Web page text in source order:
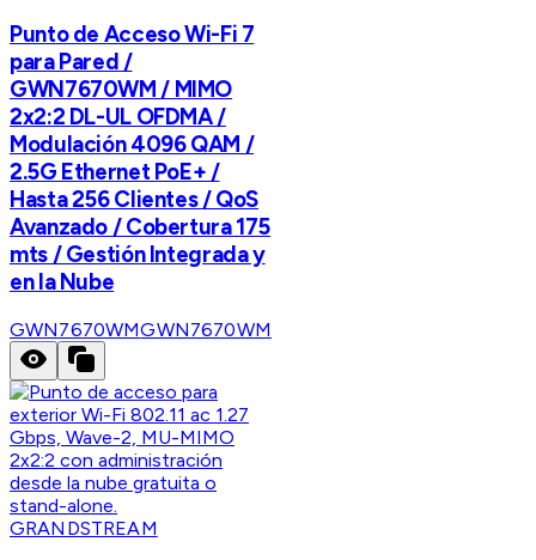
Punto de Acceso Wi-Fi 7
para Pared /
GWN7670WM / MIMO
2x2:2 DL-UL OFDMA /
Modulación 4096 QAM /
2.5G Ethernet PoE+ /
Hasta 256 Clientes / QoS
Avanzado / Cobertura 175
mts / Gestión Integrada y
en la Nube
GWN7670WMGWN7670WM
GRANDSTREAM